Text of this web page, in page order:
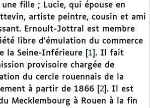
fille ; Lucie, qui épouse en
artiste peintre, cousin et ami
Ernoult-Jottral est membre
libre d’émulation du commerce
la Seine-Inférieure
1 . Il fait
provisoire chargée de
du cercle rouennais de la
à partir de 1866
2 . Il est
Mecklembourg à Rouen à la fin